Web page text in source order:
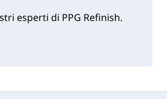
esperti di PPG Refinish.